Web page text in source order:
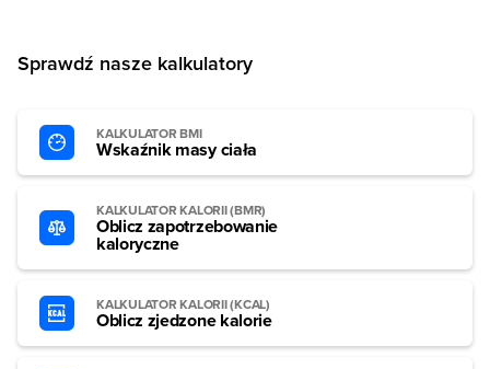
Sprawdź nasze kalkulatory
KALKULATOR BMI
Wskaźnik masy ciała
KALKULATOR KALORII (BMR)
Oblicz zapotrzebowanie
kaloryczne
KALKULATOR KALORII (KCAL)
Oblicz zjedzone kalorie